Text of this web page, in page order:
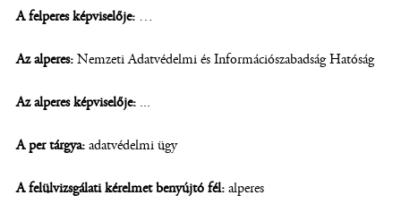
A felperes képviselője: …
Az alperes:Nemzeti Adatvédelmi és Információszabadság Hatóság
Az alperes képviselője: ...
A per tárgya:adatvédelmi ügy
A felülvizsgálati kérelmet benyújtó fél:alperes